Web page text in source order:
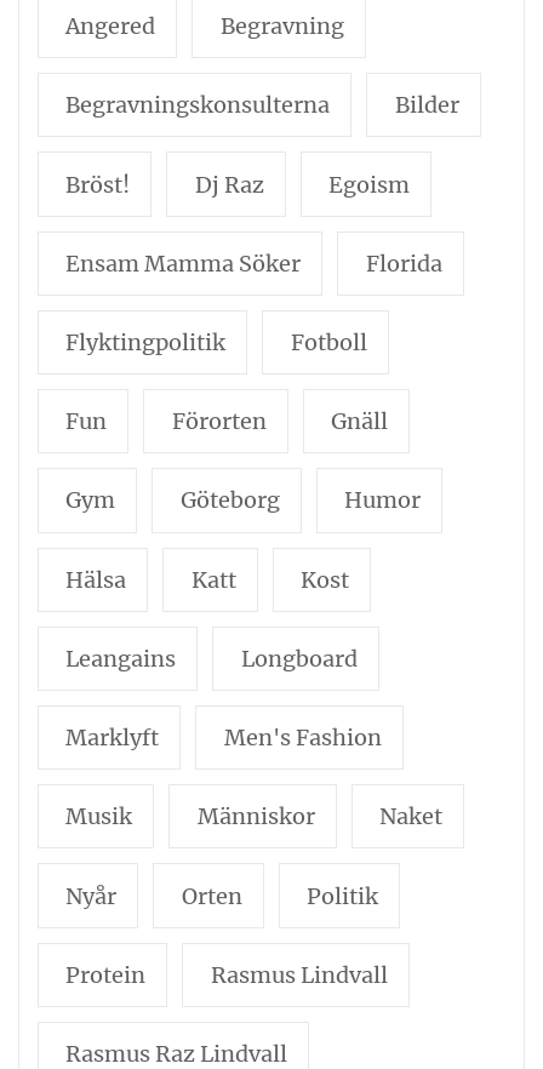
Angered Begravning
Begravningskonsulterna Bilder
Bröst! Dj Raz Egoism
Ensam Mamma Söker Florida
Flyktingpolitik Fotboll
Fun Förorten Gnäll
Gym Göteborg Humor
Hälsa Katt Kost
Leangains Longboard
Marklyft Men's Fashion
Musik Människor Naket
Nyår Orten Politik
Protein Rasmus Lindvall
Rasmus Raz Lindvall